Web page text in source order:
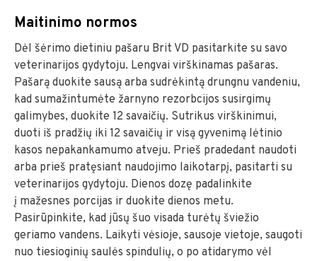
Maitinimo normos
Dėl šėrimo dietiniu pašaru Brit VD pasitarkite su savo
veterinarijos gydytoju. Lengvai virškinamas pašaras.
Pašarą duokite sausą arba sudrėkintą drungnu vandeniu,
kad sumažintumėte žarnyno rezorbcijos susirgimų
galimybes, duokite 12 savaičių. Sutrikus virškinimui,
duoti iš pradžių iki 12 savaičių ir visą gyvenimą lėtinio
kasos nepakankamumo atveju. Prieš pradedant naudoti
arba prieš pratęsiant naudojimo laikotarpį, pasitarti su
veterinarijos gydytoju. Dienos dozę padalinkite
į mažesnes porcijas ir duokite dienos metu.
Pasirūpinkite, kad jūsų šuo visada turėtų šviežio
geriamo vandens. Laikyti vėsioje, sausoje vietoje, saugoti
nuo tiesioginių saulės spindulių, o po atidarymo vėl